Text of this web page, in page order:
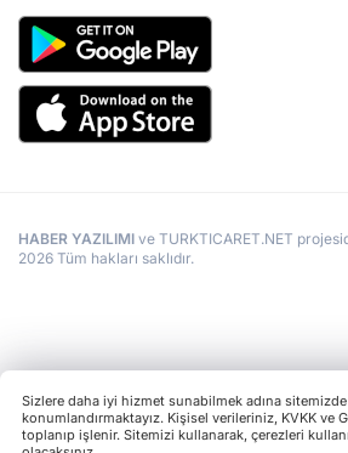
HABER YAZILIMI ve TURKTICARET.NET
2026 Tüm hakları saklıdır.
Sizlere daha iyi hizmet sunabilmek adına
konumlandırmaktayız. Kişisel verileriniz, KVKK ve
toplanıp işlenir. Sitemizi kullanarak, çerezleri